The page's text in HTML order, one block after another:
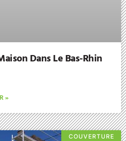
Dans Le Bas-Rhin
»
COUVERTURE